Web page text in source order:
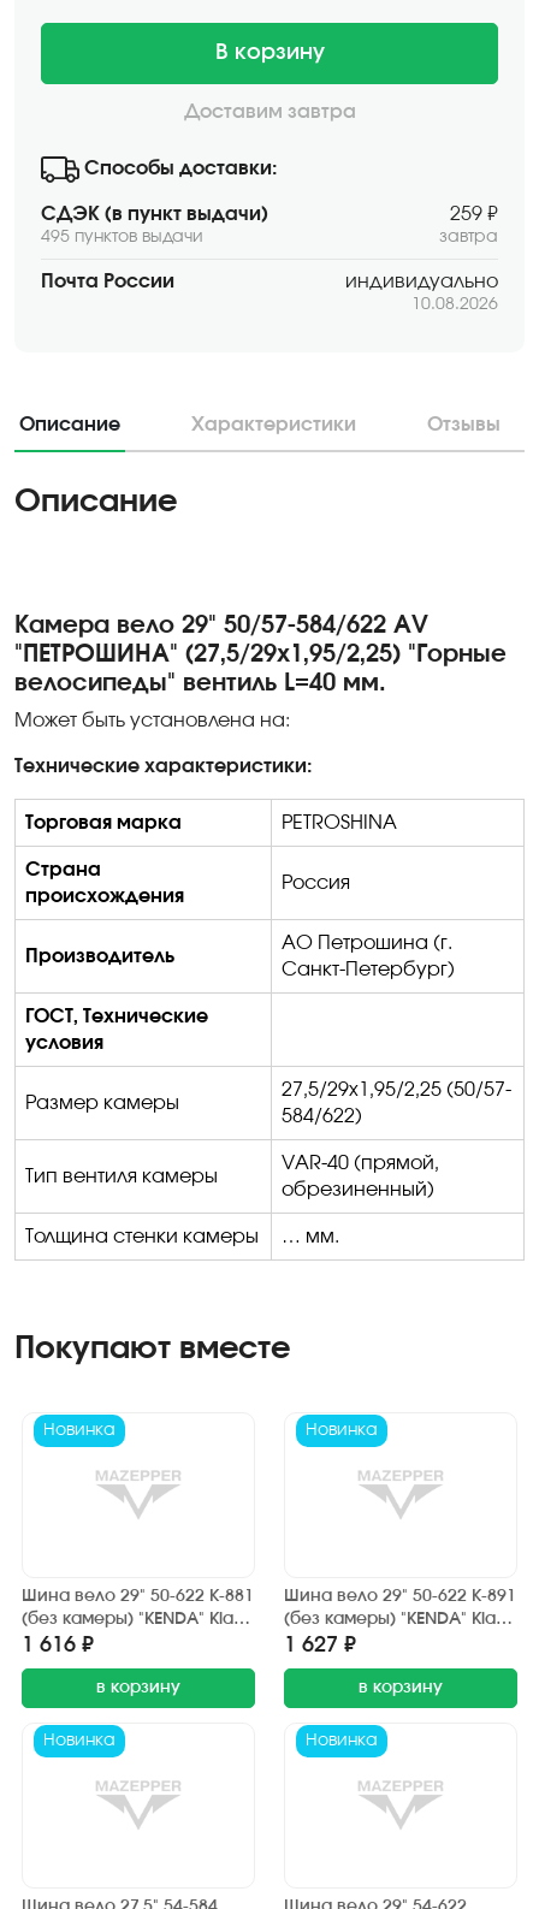
В корзину
Доставим завтра
Способы доставки:
СДЭК (в пункт выдачи)
495 пунктов выдачи
259 ₽
завтра
Почта России индивидуально
10.08.2026
Описание Характеристики Отзывы
Описание
Камера вело 29" 50/57-584/622 AV
"ПЕТРОШИНА" (27,5/29х1,95/2,25) "Горные
велосипеды" вентиль L=40 мм.
Может быть установлена на:
Технические характеристики:
Торговая марка PETROSHINA
Страна
происхождения
Россия
Производитель
АО Петрошина (г.
Санкт-Петербург)
ГОСТ, Технические
условия
Размер камеры
27,5/29х1,95/2,25 (50/57-
584/622)
Тип вентиля камеры
VAR-40 (прямой,
обрезиненный)
Толщина стенки камеры … мм.
Покупают вместе
Новинка
Шина вело 29" 50-622 К-881
(без камеры) "KENDA" Klaw
XT (29х1.95) Front
(передняя) "Горный" (шип.)
1 616 ₽
в корзину
Новинка
Шина вело 29" 50-622 К-891
(без камеры) "KENDA" Klaw
XT (29х1.95) Rear (задняя)
"Горный" (шип.)
1 627 ₽
в корзину
Новинка Новинка